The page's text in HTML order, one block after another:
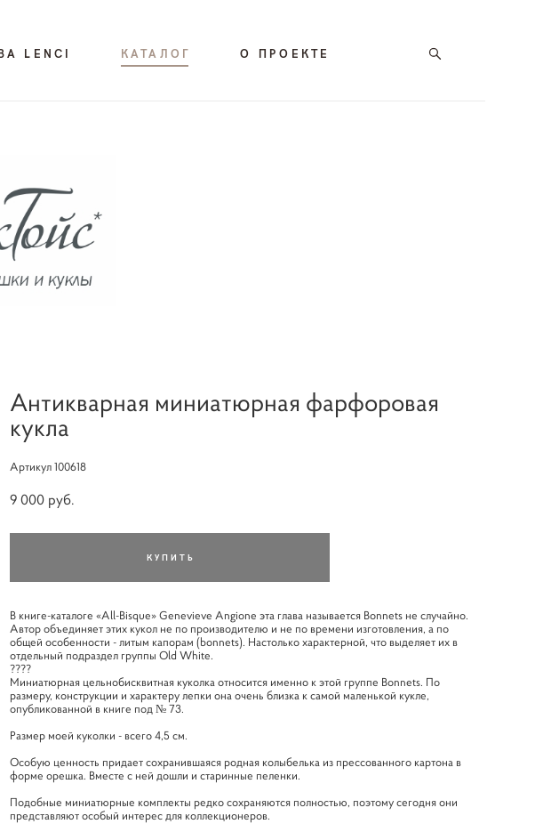
LENCI КАТАЛОГ
О ПРОЕКТЕ
Антикварная миниатюрная фарфоровая
кукла
Артикул 100618
9 000 pуб.
КУПИТЬ
В книге-каталоге «All-Bisque» Genevieve Angione эта глава называется Bonnets не случайно.
Автор объединяет этих кукол не по производителю и не по времени изготовления, а по
общей особенности - литым капорам (bonnets). Настолько характерной, что выделяет их в
отдельный подраздел группы Old White.
????
Миниатюрная цельнобисквитная куколка относится именно к этой группе Bonnets. По
размеру, конструкции и характеру лепки она очень близка к самой маленькой кукле,
опубликованной в книге под № 73.
Размер моей куколки - всего 4,5 см.
Особую ценность придает сохранившаяся родная колыбелька из прессованного картона в
форме орешка. Вместе с ней дошли и старинные пеленки.
Подобные миниатюрные комплекты редко сохраняются полностью, поэтому сегодня они
представляют особый интерес для коллекционеров.